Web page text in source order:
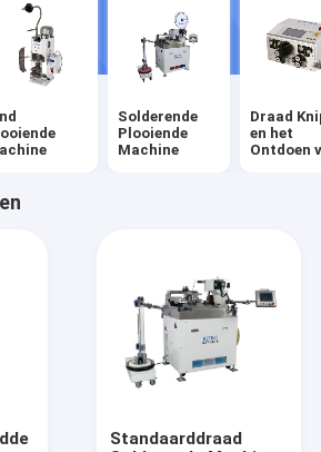
Solderende
Plooiende
Machine
Draad
en het
Ontdoen
Standaarddraad